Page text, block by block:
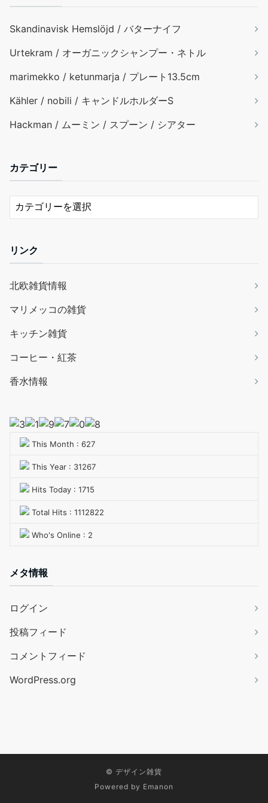
Skandinavisk Hemslöjd / バターナイフ
Urtekram / オーガニックシャンプー・ネトル
marimekko / ketunmarja / プレート13.5cm
Kähler / nobili / キャンドルホルダーS
Hackman / ムーミン / スプーン / シアター
カテゴリー
リンク
北欧雑貨情報
マリメッコの雑貨
キッチン雑貨
コーヒー・紅茶
香水情報
This Month : 627
This Year : 31267
Hits Today : 1715
Total Hits : 1112822
Who's Online : 2
メタ情報
ログイン
投稿フィード
コメントフィード
WordPress.org
© デザイン雑貨
Powered by Emanon